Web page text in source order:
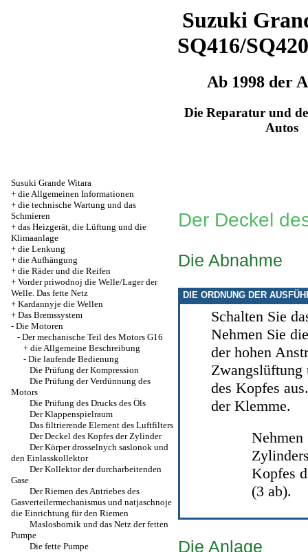
Suzuki
SQ416/
Ab 1998 der
Die Reparatur und
Autos
Susuki Grande Witara
+ die Allgemeinen Informationen
+ die technische Wartung und das
Schmieren
+ das Heizgerät, die Lüftung und die
Klimaanlage
+ die Lenkung
+ die Aufhängung
+ die Räder und die Reifen
+ Vorder priwodnoj die Welle/Lager der
Welle. Das fette Netz
+ Kardannyje die Wellen
+ Das Bremssystem
- Die Motoren
- Der mechanische Teil des Motors G16
+ die Allgemeine Beschreibung
- Die laufende Bedienung
Die Prüfung der Kompression
Die Prüfung der Verdünnung des
Motors
Die Prüfung des Drucks des Öls
Der Klappenspielraum
Das filtrierende Element des Luftfilters
Der Deckel des Kopfes der Zylinder
Der Körper drosselnych saslonok und
den Einlasskollektor
Der Kollektor der durcharbeitenden
Gase
Der Riemen des Antriebes des
Gasverteilermechanismus und natjaschnoje
die Einrichtung für den Riemen
Maslosbornik und das Netz der fetten
Pumpe
Die fette Pumpe
Der Deckel
Die Abnahme
DIE ORDNUNG DER
Schalten Sie
Nehmen Sie
der hohen
Zwangslüftung
des Kopfes
der Klemme.
Nehmen
Kopfes
(3 ab).
Die Anlage